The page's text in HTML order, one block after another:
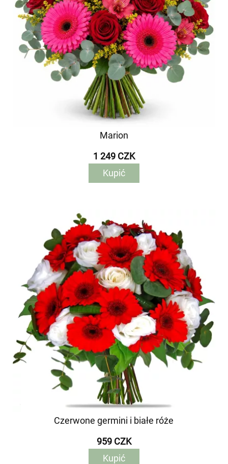
Marion
1 249 CZK
Kupić
Czerwone germini i białe róże
959 CZK
Kupić